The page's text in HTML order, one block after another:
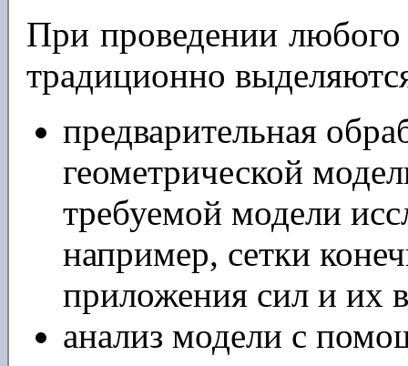
При проведении любого
традиционно
предварительная
геометрической
требуемой модели
например, сетки
приложения сил и их
анализ модели с